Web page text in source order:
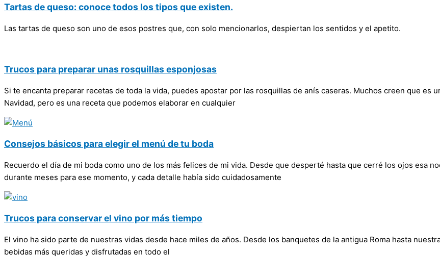
Tartas de queso: conoce todos los tipos que existen.
Las tartas de queso son uno de esos postres que, con solo mencionarlos, despiertan los sentidos y el apetito.
Trucos para preparar unas rosquillas esponjosas
Si te encanta preparar recetas de toda la vida, puedes apostar por las rosquillas de anís caseras. Muchos creen que es
Navidad, pero es una receta que podemos elaborar en cualquier
Consejos básicos para elegir el menú de tu boda
Recuerdo el día de mi boda como uno de los más felices de mi vida. Desde que desperté hasta que cerré los ojos esa
durante meses para ese momento, y cada detalle había sido cuidadosamente
Trucos para conservar el vino por más tiempo
El vino ha sido parte de nuestras vidas desde hace miles de años. Desde los banquetes de la antigua Roma hasta
bebidas más queridas y disfrutadas en todo el